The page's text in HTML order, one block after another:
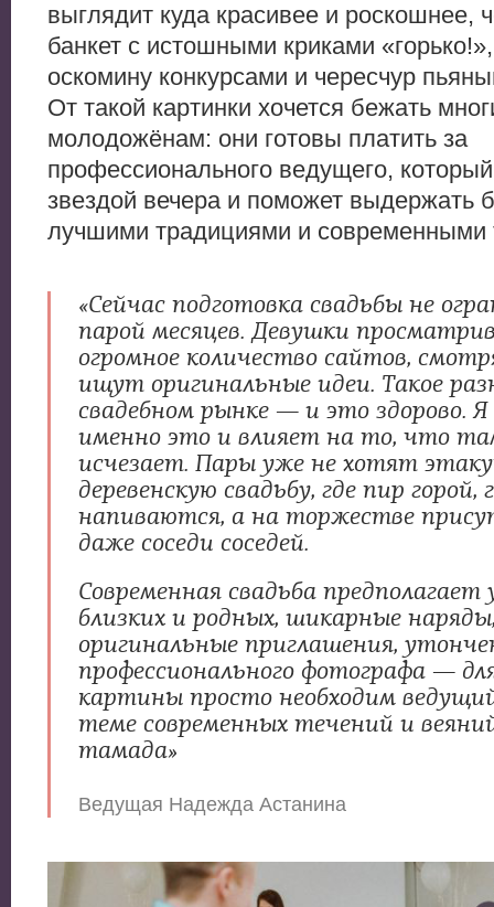
выглядит куда красивее и роскошнее,
банкет с истошными криками
оскомину конкурсами и чересчур
От такой картинки хочется бежать
молодожёнам: они готовы платить за
профессионального ведущего, который
звездой вечера и поможет выдержать
лучшими традициями и современными
«Сейчас подготовка свадьбы не
парой месяцев. Девушки
огромное количество сайтов,
ищут оригинальные идеи. Такое
свадебном рынке — и это здорово.
именно это и влияет на то, что
исчезает. Пары уже не хотят
деревенскую свадьбу, где пир горой,
напиваются, а на торжестве
даже соседи соседей.
Современная свадьба предполагает
близких и родных, шикарные
оригинальные приглашения,
профессионального фотографа —
картины просто необходим
теме современных течений и
тамада»
Ведущая Надежда Астанина